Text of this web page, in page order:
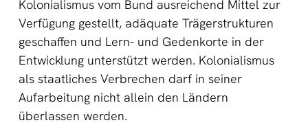
Kolonialismus vom Bund ausreichend Mittel zur
Verfügung gestellt, adäquate Trägerstrukturen
geschaffen und Lern- und Gedenkorte in der
Entwicklung unterstützt werden. Kolonialismus
als staatliches Verbrechen darf in seiner
Aufarbeitung nicht allein den Ländern
überlassen werden.